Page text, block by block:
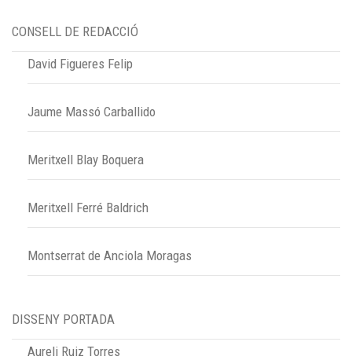
CONSELL DE REDACCIÓ
David Figueres Felip
Jaume Massó Carballido
Meritxell Blay Boquera
Meritxell Ferré Baldrich
Montserrat de Anciola Moragas
DISSENY PORTADA
Aureli Ruiz Torres